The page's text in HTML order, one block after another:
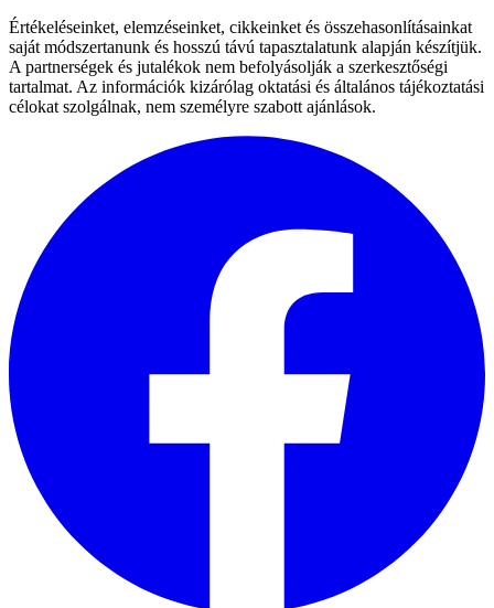
Értékeléseinket, elemzéseinket, cikkeinket és összehasonlításainkat
saját módszertanunk és hosszú távú tapasztalatunk alapján készítjük.
A partnerségek és jutalékok nem befolyásolják a szerkesztőségi
tartalmat. Az információk kizárólag oktatási és általános tájékoztatási
célokat szolgálnak, nem személyre szabott ajánlások.